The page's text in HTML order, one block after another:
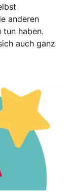
anderen
tun haben.
auch ganz